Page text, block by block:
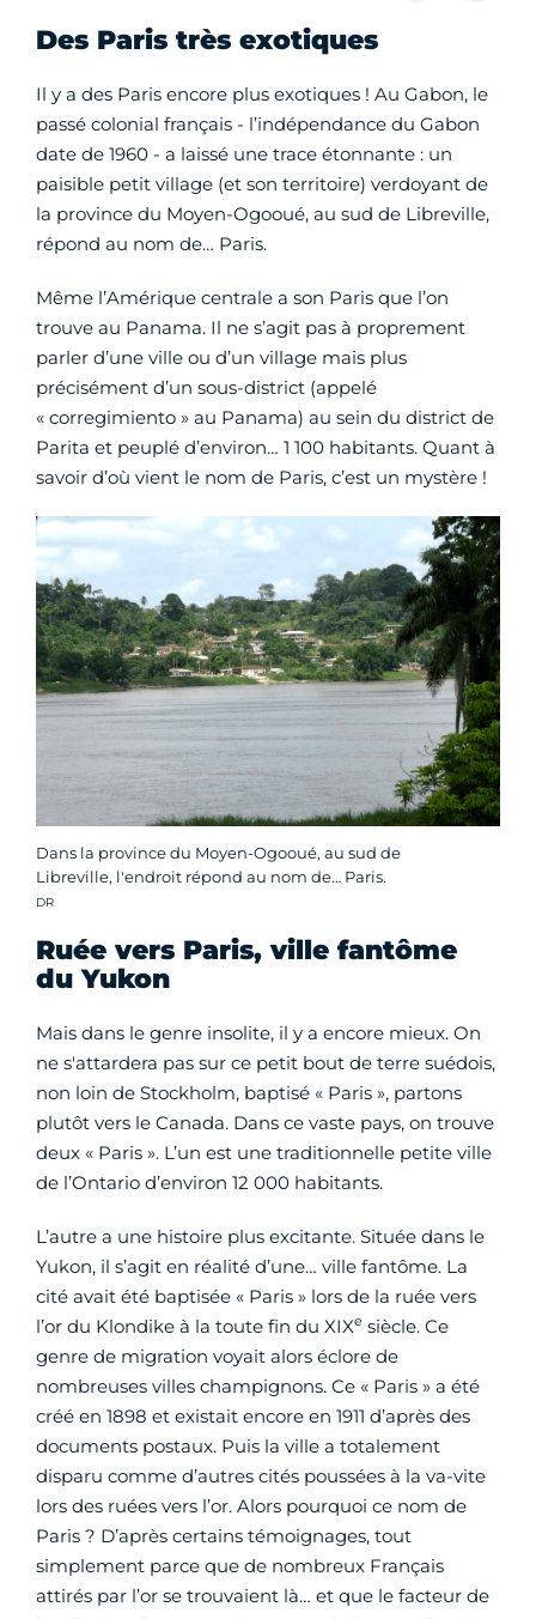
Des Paris très exotiques
Il y a des Paris encore plus exotiques ! Au Gabon, le
passé colonial français - l’indépendance du Gabon
date de 1960 - a laissé une trace étonnante : un
paisible petit village (et son territoire) verdoyant de
la province du Moyen-Ogooué, au sud de Libreville,
répond au nom de… Paris.
Même l’Amérique centrale a son Paris que l’on
trouve au Panama. Il ne s’agit pas à proprement
parler d’une ville ou d’un village mais plus
précisément d’un sous-district (appelé
« corregimiento » au Panama) au sein du district de
Parita et peuplé d’environ… 1 100 habitants. Quant à
savoir d’où vient le nom de Paris, c’est un mystère !
Dans la province du Moyen-Ogooué, au sud de
Libreville, l'endroit répond au nom de… Paris.
Crédit photo :
DR
Ruée vers Paris, ville fantôme
du Yukon
Mais dans le genre insolite, il y a encore mieux. On
ne s'attardera pas sur ce petit bout de terre suédois,
non loin de Stockholm, baptisé « Paris », partons
plutôt vers le Canada. Dans ce vaste pays, on trouve
deux « Paris ». L’un est une traditionnelle petite ville
de l’Ontario d’environ 12 000 habitants.
L’autre a une histoire plus excitante. Située dans le
Yukon, il s’agit en réalité d’une… ville fantôme. La
cité avait été baptisée « Paris » lors de la ruée vers
l’or du Klondike à la toute fin du XIXe siècle. Ce
genre de migration voyait alors éclore de
nombreuses villes champignons. Ce « Paris » a été
créé en 1898 et existait encore en 1911 d’après des
documents postaux. Puis la ville a totalement
disparu comme d’autres cités poussées à la va-vite
lors des ruées vers l’or. Alors pourquoi ce nom de
Paris ? D’après certains témoignages, tout
simplement parce que de nombreux Français
attirés par l’or se trouvaient là… et que le facteur de